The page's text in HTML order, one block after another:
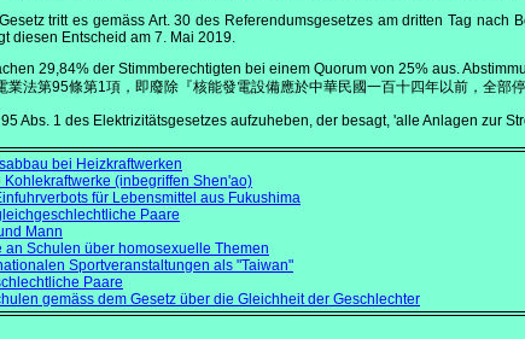
tritt es gemäss Art. 30 des Referendumsgesetzes am dritten Tag nach
diesen Entscheid am 7. Mai 2019.
29,84% der Stimmberechtigten bei einem Quorum von 25% aus.
業法第95條第1項，即廢除『核能發電設備應於中華民國一百十四年以前，全部
Abs. 1 des Elektrizitätsgesetzes aufzuheben, der besagt, 'alle Anlagen zur
bei Heizkraftwerken
Kohlekraftwerke (inbegriffen Shen'ao)
für Lebensmittel aus Fukushima
Paare
Mann
an Schulen über homosexuelle Themen
Sportveranstaltungen als "Taiwan"
Paare
gemäss dem Gesetz über die Gleichheit der Geschlechter